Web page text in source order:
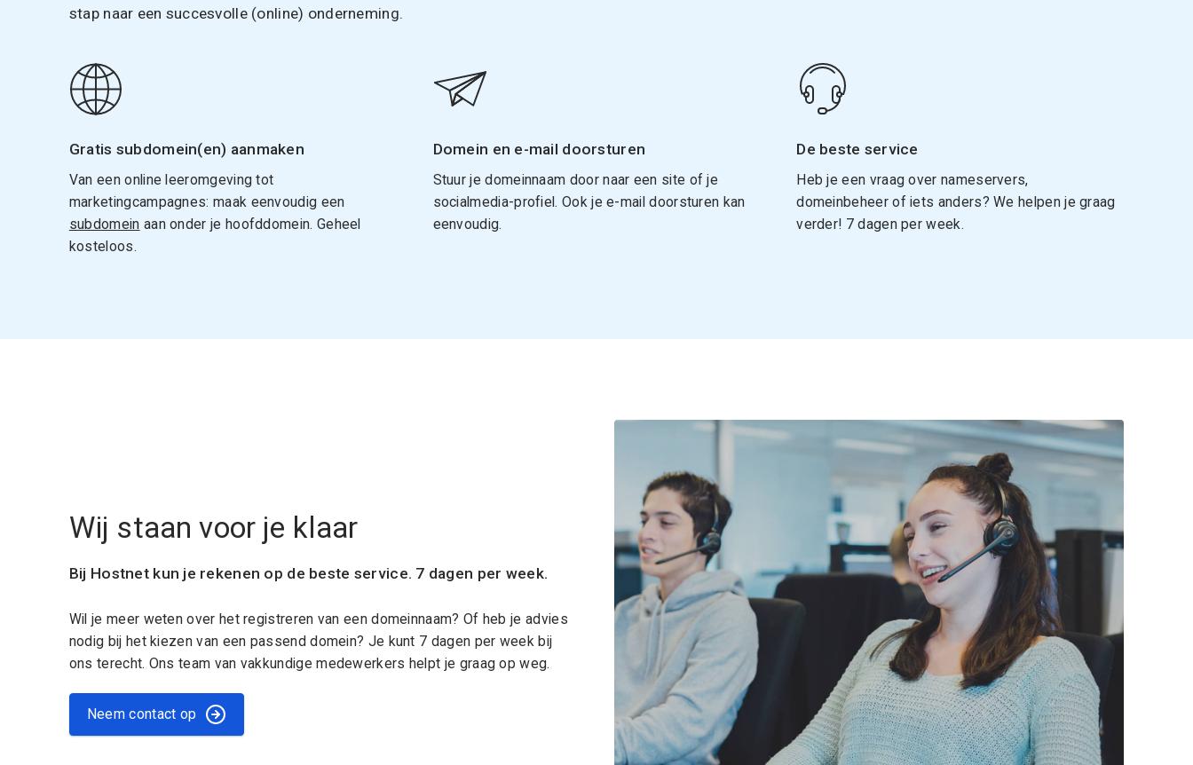
stap naar een succesvolle (online) onderneming.
Gratis subdomein(en) aanmaken
Van een online leeromgeving tot
marketingcampagnes: maak eenvoudig een
subdomein aan onder je hoofddomein. Geheel
kosteloos.
Domein en e-mail doorsturen
Stuur je domeinnaam door naar een site of je
socialmedia-profiel. Ook je e-mail doorsturen kan
eenvoudig.
De beste service
Heb je een vraag over nameservers,
domeinbeheer of iets anders? We helpen je graag
verder! 7 dagen per week.
Wij staan voor je klaar
Bij Hostnet kun je rekenen op de beste service. 7 dagen per week.
Wil je meer weten over het registreren van een domeinnaam? Of heb je advies
nodig bij het kiezen van een passend domein? Je kunt 7 dagen per week bij
ons terecht. Ons team van vakkundige medewerkers helpt je graag op weg.
Neem contact op